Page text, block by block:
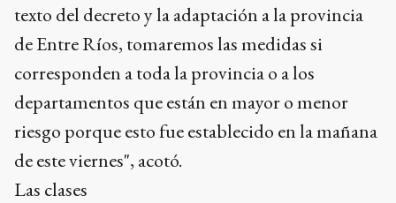
texto del decreto y la adaptación a la provincia
de Entre Ríos, tomaremos las medidas si
corresponden a toda la provincia o a los
departamentos que están en mayor o menor
riesgo porque esto fue establecido en la mañana
de este viernes", acotó.
Las clases